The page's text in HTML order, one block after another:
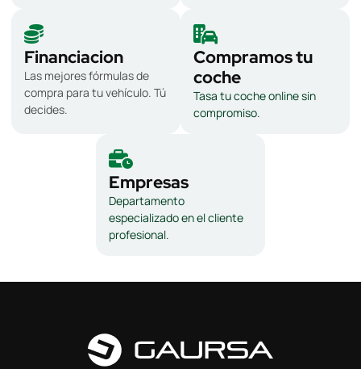
Financiacion
Las mejores fórmulas de
compra para tu vehículo. Tú
decides.
Compramos tu
coche
Tasa tu coche online sin
compromiso.
Empresas
Departamento
especializado en el cliente
profesional.